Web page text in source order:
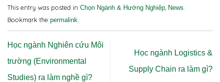
This entry was posted in Chọn Ngành & Hướng Nghiệp News
Bookmark the permalink
Học ngành Nghiên cứu Môi
trường (Environmental
Studies) ra làm nghề gì?
Học ngành Logistics &
Supply Chain ra làm gì?